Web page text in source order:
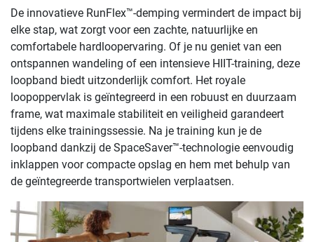
De innovatieve RunFlex™-demping vermindert de impact bij
elke stap, wat zorgt voor een zachte, natuurlijke en
comfortabele hardloopervaring. Of je nu geniet van een
ontspannen wandeling of een intensieve HIIT-training, deze
loopband biedt uitzonderlijk comfort. Het royale
loopoppervlak is geïntegreerd in een robuust en duurzaam
frame, wat maximale stabiliteit en veiligheid garandeert
tijdens elke trainingssessie. Na je training kun je de
loopband dankzij de SpaceSaver™-technologie eenvoudig
inklappen voor compacte opslag en hem met behulp van
de geïntegreerde transportwielen verplaatsen.